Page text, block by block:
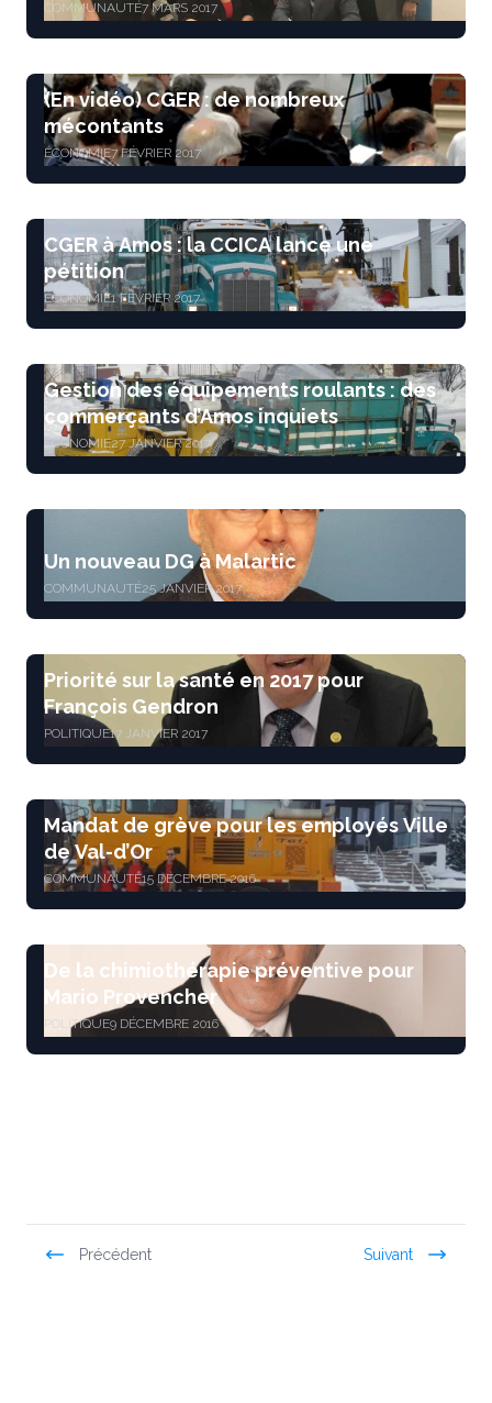
COMMUNAUTÉ7 MARS 2017
(En vidéo) CGER : de nombreux
mécontants
ÉCONOMIE7 FÉVRIER 2017
CGER à Amos : la CCICA lance une
pétition
ÉCONOMIE1 FÉVRIER 2017
Gestion des équipements roulants : des
commerçants d’Amos inquiets
ÉCONOMIE27 JANVIER 2017
Un nouveau DG à Malartic
COMMUNAUTÉ25 JANVIER 2017
Priorité sur la santé en 2017 pour
François Gendron
POLITIQUE17 JANVIER 2017
Mandat de grève pour les employés Ville
de Val-d’Or
COMMUNAUTÉ15 DÉCEMBRE 2016
De la chimiothérapie préventive pour
Mario Provencher
POLITIQUE9 DÉCEMBRE 2016
Précédent Suivant